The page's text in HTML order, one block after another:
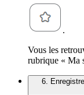
.
Vous les
rubrique « Ma
6.